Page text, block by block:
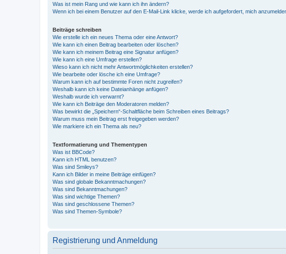
Was ist mein Rang und wie kann ich ihn ändern?
Wenn ich bei einem Benutzer auf den E-Mail-Link klicke, werde ich aufgefordert, mich
Beiträge schreiben
Wie erstelle ich ein neues Thema oder eine Antwort?
Wie kann ich einen Beitrag bearbeiten oder löschen?
Wie kann ich meinem Beitrag eine Signatur anfügen?
Wie kann ich eine Umfrage erstellen?
Wieso kann ich nicht mehr Antwortmöglichkeiten erstellen?
Wie bearbeite oder lösche ich eine Umfrage?
Warum kann ich auf bestimmte Foren nicht zugreifen?
Weshalb kann ich keine Dateianhänge anfügen?
Weshalb wurde ich verwarnt?
Wie kann ich Beiträge den Moderatoren melden?
Was bewirkt die „Speichern“-Schaltfläche beim Schreiben eines Beitrags?
Warum muss mein Beitrag erst freigegeben werden?
Wie markiere ich ein Thema als neu?
Textformatierung und Thementypen
Was ist BBCode?
Kann ich HTML benutzen?
Was sind Smileys?
Kann ich Bilder in meine Beiträge einfügen?
Was sind globale Bekanntmachungen?
Was sind Bekanntmachungen?
Was sind wichtige Themen?
Was sind geschlossene Themen?
Was sind Themen-Symbole?
Registrierung und Anmeldung